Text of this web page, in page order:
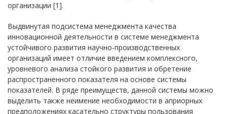
организации [1].
Выдвинутая подсистема менеджмента качества
инновационной деятельности в системе менеджмента
устойчивого развития научно-производственных
организаций имеет отличие введением комплексного,
уровневого анализа стойкого развития и обретение
распространенного показателя на основе системы
показателей. В ряде преимуществ, данной системы можно
выделить также неимение необходимости в априорных
предположениях касательно структуры пользования